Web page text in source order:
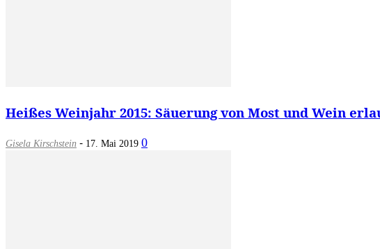
Heißes Weinjahr 2015: Säuerung von Most und Wein
Gisela Kirschstein - 17. Mai 2019 0